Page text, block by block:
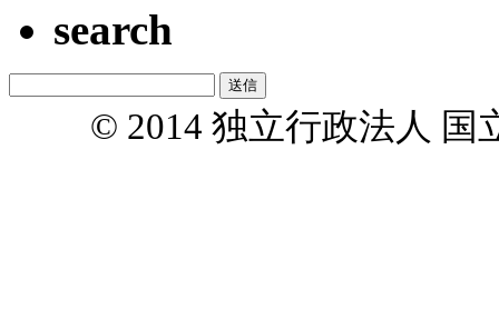
search
© 2014 独立行政法人 国